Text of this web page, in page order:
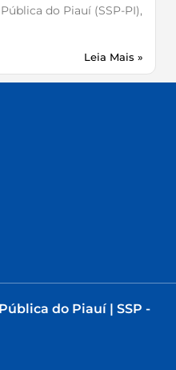
do Piauí (SSP-PI),
Leia Mais »
do Piauí | SSP -